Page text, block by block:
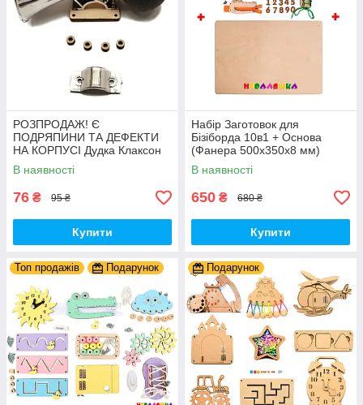
РОЗПРОДАЖ! Є
ПОДРЯПИНИ ТА ДЕФЕКТИ
НА КОРПУСІ Дудка Клаксон
для Велосипедів 14 см Фа-
Фа Пластик + Гума
В наявності
76 ₴ 95 ₴
Купити
Набір Заготовок для
Бізіборда 10в1 + Основа
(Фанера 500x350x8 мм)
Базові Деталі, Весь Комплект
- Собери Сам
В наявності
650 ₴ 680 ₴
Купити
Топ продажів Подарунок Подарунок